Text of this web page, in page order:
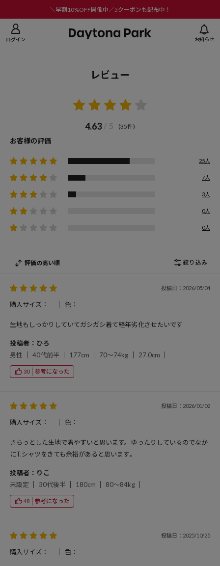
＼早割10%OFF開催中／5クーポンも配布中！
ログイン お知らせ
レビュー
4.63 / 5 (35件)
お客様の評価
25人
7人
3人
0人
0人
評価の高い順 絞り込み
投稿日：2026/05/04
購入サイズ： 色：
生地もしっかりしていてガシガシ着て経年劣化させたいです
投稿者：ひろ
男性
40代前半 177cm 70～74kg 27.0cm
30 参考になった
投稿日：2026/01/02
購入サイズ： 色：
さらっとした生地で着やすいと思います。ゆったりしているのでなか
にT.シャツをきても余裕があると思います。
投稿者：りこ
未設定
30代後半 180cm 80～84kg
48 参考になった
投稿日：2025/10/25
購入サイズ： 色：